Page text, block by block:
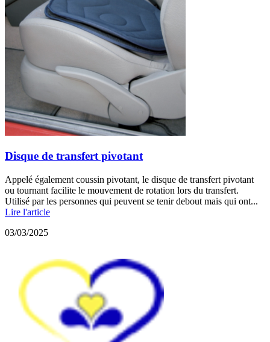
Disque de transfert pivotant
Appelé également coussin pivotant, le disque de transfert pivotant
ou tournant facilite le mouvement de rotation lors du transfert.
Utilisé par les personnes qui peuvent se tenir debout mais qui ont...
Lire l'article
03/03/2025